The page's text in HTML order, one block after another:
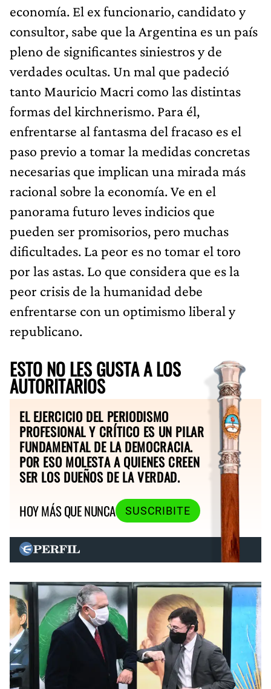
economía. El ex funcionario, candidato y
consultor, sabe que la Argentina es un país
pleno de significantes siniestros y de
verdades ocultas. Un mal que padeció
tanto Mauricio Macri como las distintas
formas del kirchnerismo. Para él,
enfrentarse al fantasma del fracaso es el
paso previo a tomar la medidas concretas
necesarias que implican una mirada más
racional sobre la economía. Ve en el
panorama futuro leves indicios que
pueden ser promisorios, pero muchas
dificultades. La peor es no tomar el toro
por las astas. Lo que considera que es la
peor crisis de la humanidad debe
enfrentarse con un optimismo liberal y
republicano.
ESTO NO LES GUSTA A LOS
AUTORITARIOS
EL EJERCICIO DEL PERIODISMO
PROFESIONAL Y CRÍTICO ES UN PILAR
FUNDAMENTAL DE LA DEMOCRACIA.
POR ESO MOLESTA A QUIENES CREEN
SER LOS DUEÑOS DE LA VERDAD.
HOY MÁS QUE NUNCA
SUSCRIBITE